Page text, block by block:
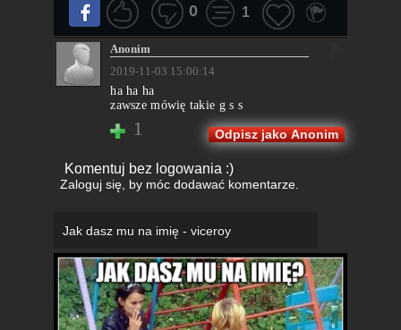
0 1
Anonim
2019-11-03 15:00:14
ha ha ha
zawsze mówię takie g s s
1 Odpisz jako Anonim
Komentuj bez logowania :)
Zaloguj się, by móc dodawać komentarze.
Jak dasz mu na imię - viceroy